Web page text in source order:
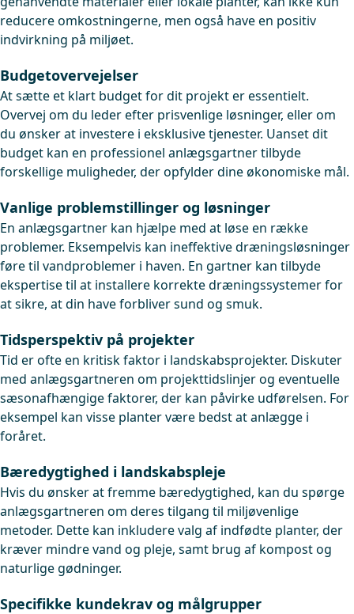
reducere omkostningerne, men også have en positiv
indvirkning på miljøet.
Budgetovervejelser
At sætte et klart budget for dit projekt er essentielt.
Overvej om du leder efter prisvenlige løsninger, eller om
du ønsker at investere i eksklusive tjenester. Uanset dit
budget kan en professionel anlægsgartner tilbyde
forskellige muligheder, der opfylder dine økonomiske mål.
Vanlige problemstillinger og løsninger
En anlægsgartner kan hjælpe med at løse en række
problemer. Eksempelvis kan ineffektive dræningsløsninger
føre til vandproblemer i haven. En gartner kan tilbyde
ekspertise til at installere korrekte dræningssystemer for
at sikre, at din have forbliver sund og smuk.
Tidsperspektiv på projekter
Tid er ofte en kritisk faktor i landskabsprojekter. Diskuter
med anlægsgartneren om projekttidslinjer og eventuelle
sæsonafhængige faktorer, der kan påvirke udførelsen. For
eksempel kan visse planter være bedst at anlægge i
foråret.
Bæredygtighed i landskabspleje
Hvis du ønsker at fremme bæredygtighed, kan du spørge
anlægsgartneren om deres tilgang til miljøvenlige
metoder. Dette kan inkludere valg af indfødte planter, der
kræver mindre vand og pleje, samt brug af kompost og
naturlige gødninger.
Specifikke kundekrav og målgrupper